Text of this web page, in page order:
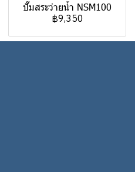
ปั๊มสระว่ายน้ำ NSM100
฿9,350